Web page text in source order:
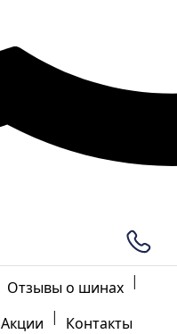
Отзывы о шинах |
Акции | Контакты